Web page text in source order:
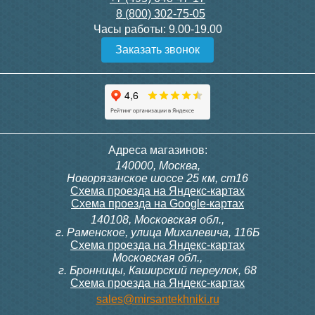
Конвектор ITT.080.200.1300
с решеткой GRILL.SGW-20-
Конвектор ITT.080.200.1000
с решеткой GRILL.SGW-20-
Конвектор ITT.080.200.1000
с решеткой GRILL.SGW-20-
Конвектор ITT.080.200.900 с
решеткой GRILL.SGA-20-
Подробнее Подробнее
Siemens VDN 115, прямой
3 300
ITTB на DIN рейку
23 500
8 (800) 302-75-05
Часы работы: 9.00-19.00
Заказать звонок
Адреса магазинов:
140000, Москва,
Новорязанское шоссе 25 км, ст16
Схема проезда на Яндекс-картах
Схема проезда на Google-картах
140108, Московская обл.,
г. Раменское, улица Михалевича, 116Б
Схема проезда на Яндекс-картах
Московская обл.,
г. Бронницы, Каширский переулок, 68
Схема проезда на Яндекс-картах
sales@mirsantekhniki.ru